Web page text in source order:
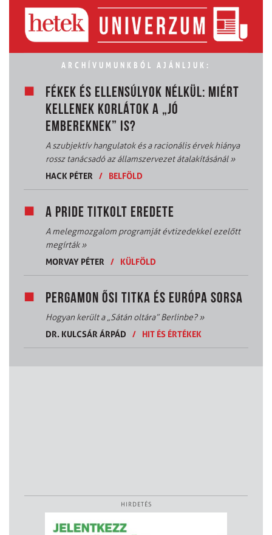
ARCHÍVUMUNKBÓL AJÁNLJUK:
FÉKEK ÉS ELLENSÚLYOK NÉLKÜL: MIÉRT
KELLENEK KORLÁTOK A „JÓ
EMBEREKNEK” IS?
A szubjektív hangulatok és a racionális érvek hiánya
rossz tanácsadó az államszervezet átalakításánál»
HACK PÉTER
/ BELFÖLD
A PRIDE TITKOLT EREDETE
A melegmozgalom programját évtizedekkel ezelőtt
megírták»
MORVAY PÉTER
/ KÜLFÖLD
PERGAMON ŐSI TITKA ÉS EURÓPA SORSA
Hogyan került a „Sátán oltára” Berlinbe?»
DR. KULCSÁR ÁRPÁD
/ HIT ÉS ÉRTÉKEK
HIRDETÉS